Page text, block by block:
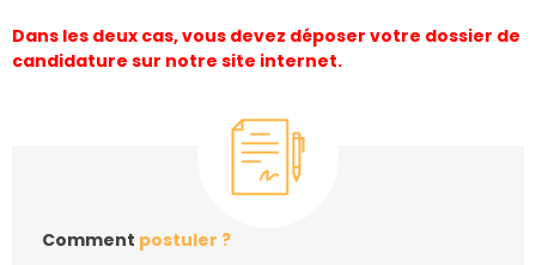
Dans les deux cas, vous devez déposer votre dossier de
candidature sur notre site internet.
Comment postuler ?